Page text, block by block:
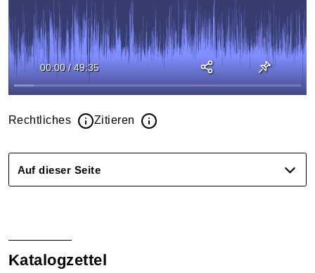
00:00 / 49:35
Rechtliches Zitieren
Auf dieser Seite
Katalogzettel